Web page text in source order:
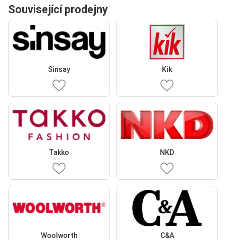
Související prodejny
Sinsay Kik
Takko NKD
Woolworth C&A